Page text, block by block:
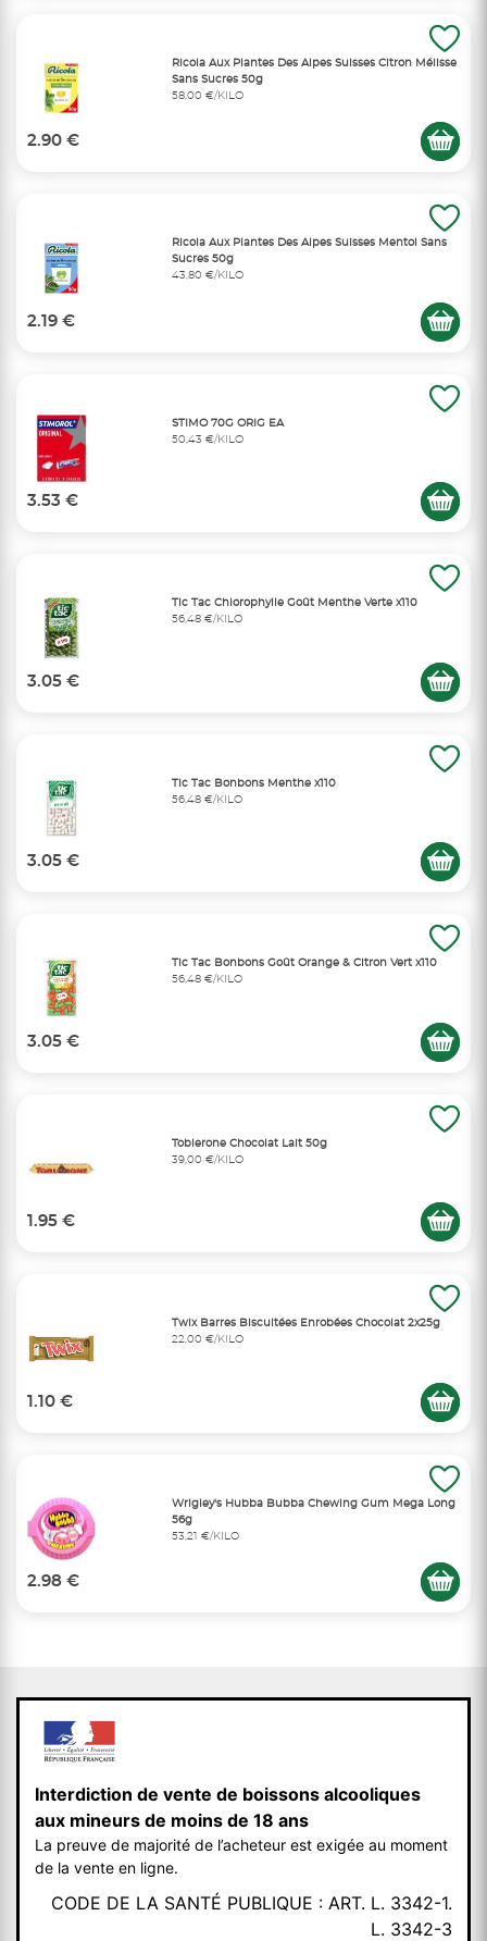
Ricola Aux Plantes Des Alpes Suisses Citron Mélisse
Sans Sucres 50g
58,00 €/KILO
2.90 €
Ricola Aux Plantes Des Alpes Suisses Mentol Sans
Sucres 50g
43,80 €/KILO
2.19 €
STIMO 70G ORIG EA
50,43 €/KILO
3.53 €
Tic Tac Chlorophylle Goût Menthe Verte x110
56,48 €/KILO
3.05 €
Tic Tac Bonbons Menthe x110
56,48 €/KILO
3.05 €
Tic Tac Bonbons Goût Orange & Citron Vert x110
56,48 €/KILO
3.05 €
Toblerone Chocolat Lait 50g
39,00 €/KILO
1.95 €
Twix Barres Biscuitées Enrobées Chocolat 2x25g
22,00 €/KILO
1.10 €
Wrigley's Hubba Bubba Chewing Gum Mega Long
56g
53,21 €/KILO
2.98 €
Interdiction de vente de boissons alcooliques
aux mineurs de moins de 18 ans
La preuve de majorité de l’acheteur est exigée au moment
de la vente en ligne.
CODE DE LA SANTÉ PUBLIQUE : ART. L. 3342-1.
L. 3342-3